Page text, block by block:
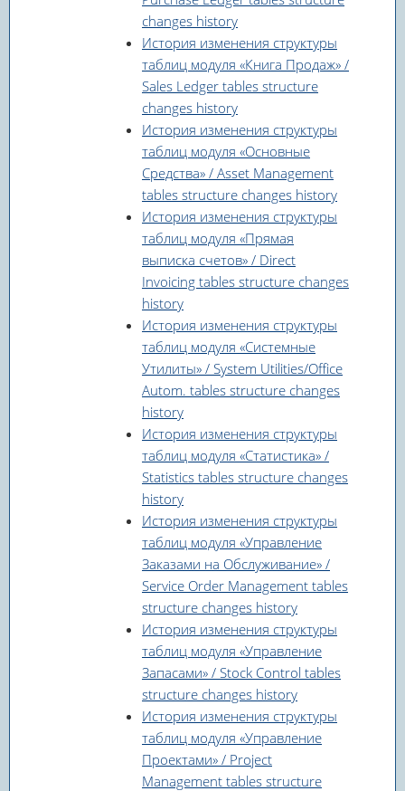
changes history
История изменения структуры
таблиц модуля «Книга Продаж» /
Sales Ledger tables structure
changes history
История изменения структуры
таблиц модуля «Основные
Средства» / Asset Management
tables structure changes history
История изменения структуры
таблиц модуля «Прямая
выписка счетов» / Direct
Invoicing tables structure changes
history
История изменения структуры
таблиц модуля «Системные
Утилиты» / System Utilities/Office
Autom. tables structure changes
history
История изменения структуры
таблиц модуля «Статистика» /
Statistics tables structure changes
history
История изменения структуры
таблиц модуля «Управление
Заказами на Обслуживание» /
Service Order Management tables
structure changes history
История изменения структуры
таблиц модуля «Управление
Запасами» / Stock Control tables
structure changes history
История изменения структуры
таблиц модуля «Управление
Проектами» / Project
Management tables structure